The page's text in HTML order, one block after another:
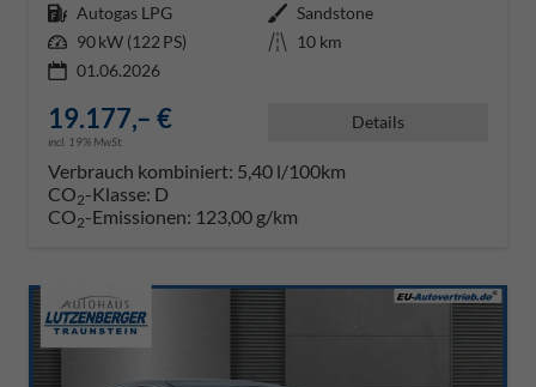
Kraftstoff Autogas LPG Außenfarbe Sandstone
Leistung 90 kW (122 PS) Kilometerstand 10 km
01.06.2026
19.177,– €
incl. 19% MwSt.
Details
Verbrauch kombiniert: 5,40 l/100km
CO2-Klasse: D
CO2-Emissionen: 123,00 g/km